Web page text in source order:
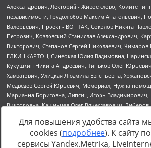
Для повышения удобства сайта
cookies (подробнее). К сайту
сервисы Yandex.Metrika,